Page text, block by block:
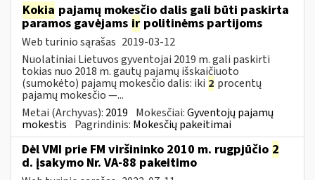
Kokia pajamų mokesčio dalis gali būti paskirta
paramos gavėjams ir politinėms partijoms
Web turinio sąrašas 2019-03-12
Nuolatiniai Lietuvos gyventojai 2019 m. gali paskirti
tokias nuo 2018 m. gautų pajamų išskaičiuoto
(sumokėto) pajamų mokesčio dalis: iki 2 procentų
pajamų mokesčio —...
Metai (Archyvas): 2019 Mokesčiai:Gyventojų pajamų
mokestis Pagrindinis: Mokesčių pakeitimai
Dėl VMI prie FM viršininko 2010 m. rugpjūčio 2
d. įsakymo Nr. VA-88 pakeitimo